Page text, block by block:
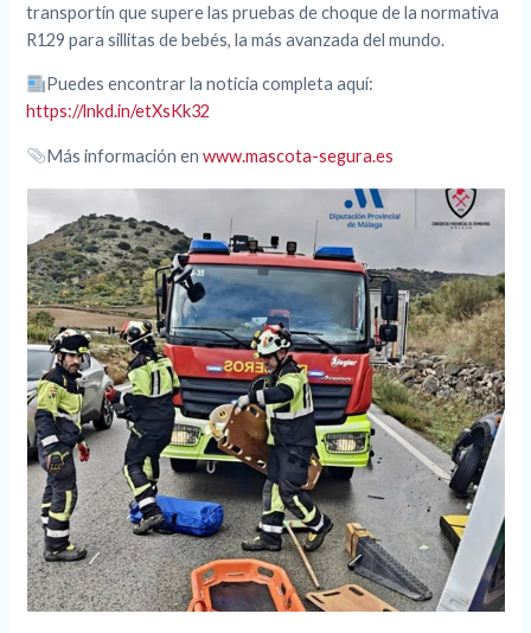
transportín que supere las pruebas de choque de la normativa
R129 para sillitas de bebés, la más avanzada del mundo.
Puedes encontrar la noticia completa aquí:
https://lnkd.in/etXsKk32
Más información enwww.mascota-segura.es